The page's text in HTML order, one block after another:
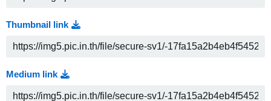
Thumbnail link
Medium link